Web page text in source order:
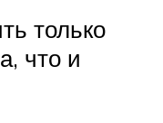
только
что и